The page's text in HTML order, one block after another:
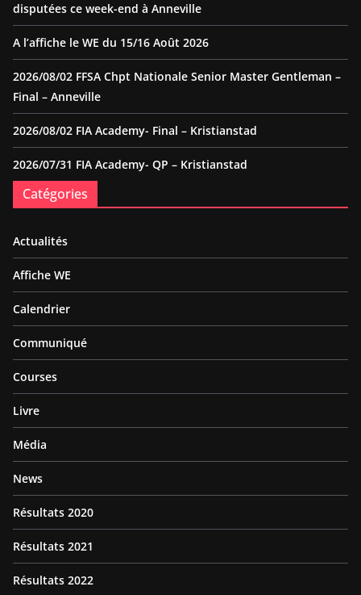
disputées ce week-end à Anneville
A l’affiche le WE du 15/16 Août 2026
2026/08/02 FFSA Chpt Nationale Senior Master Gentleman –
Final – Anneville
2026/08/02 FIA Academy- Final – Kristianstad
2026/07/31 FIA Academy- QP – Kristianstad
Catégories
Actualités
Affiche WE
Calendrier
Communiqué
Courses
Livre
Média
News
Résultats 2020
Résultats 2021
Résultats 2022